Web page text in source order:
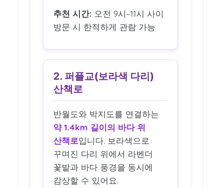
추천 시간: 오전 9시~11시 사이
방문 시 한적하게 관람 가능
2. 퍼플교(보라색 다리)
산책로
반월도와 박지도를 연결하는
약 1.4km 길이의 바다 위
산책로입니다. 보라색으로
꾸며진 다리 위에서 라벤더
꽃밭과 바다 풍경을 동시에
감상할 수 있어요.